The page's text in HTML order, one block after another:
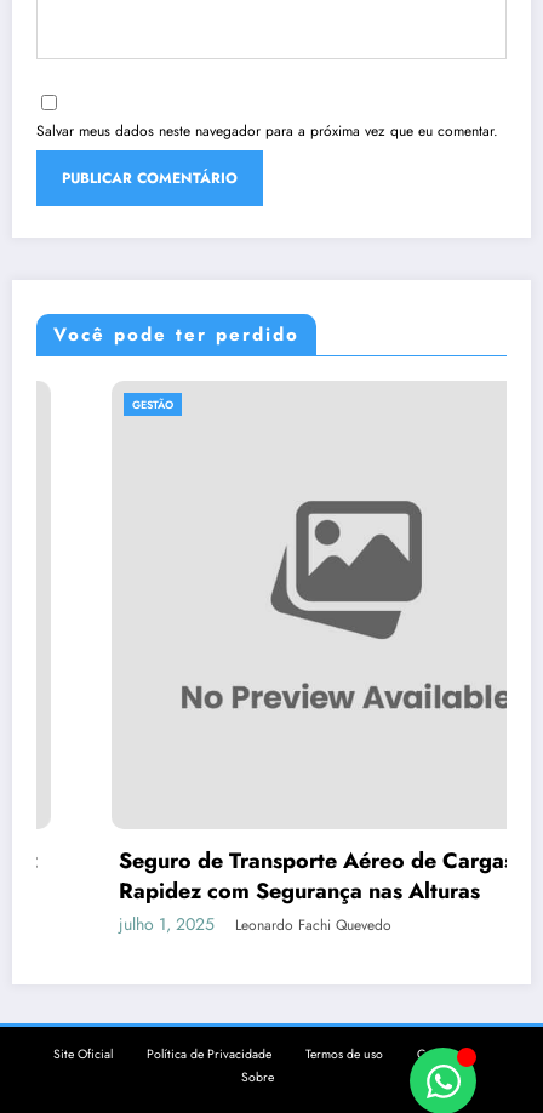
Salvar meus dados neste navegador para a próxima vez que eu comentar.
Você pode ter perdido
Seguro de Transporte Aéreo de Cargas:
Rapidez com Segurança nas Alturas
julho 1, 2025 Leonardo Fachi Quevedo
Site Oficial Política de Privacidade Termos de uso
Contato
Sobre